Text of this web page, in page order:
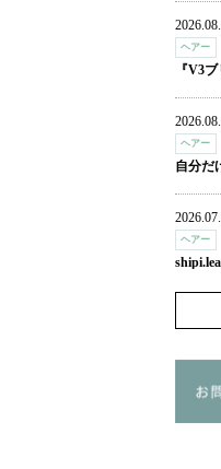
ヘアー
『V3
ヘアー
自分だ
ヘアー